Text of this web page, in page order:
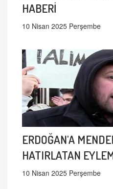
HABERİ
10 Nisan 2025 Perşembe
ERDOĞAN'A
HATIRLATAN
10 Nisan 2025 Perşembe